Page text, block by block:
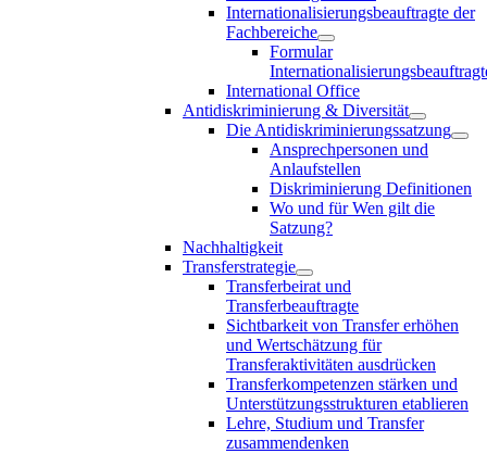
Internationalisierungsbeauftragte der
Fachbereiche
Formular
International Office
Antidiskriminierung & Diversität
Die Antidiskriminierungssatzung
Ansprechpersonen und
Anlaufstellen
Diskriminierung Definitionen
Wo und für Wen gilt die
Satzung?
Nachhaltigkeit
Transferstrategie
Transferbeirat und
Transferbeauftragte
Sichtbarkeit von Transfer erhöhen
und Wertschätzung für
Transferaktivitäten ausdrücken
Transferkompetenzen stärken und
Unterstützungsstrukturen etablieren
Lehre, Studium und Transfer
zusammendenken